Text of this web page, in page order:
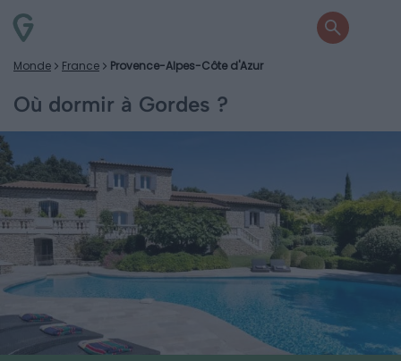
Monde France Provence-Alpes-Côte d'Azur
Où dormir à Gordes ?